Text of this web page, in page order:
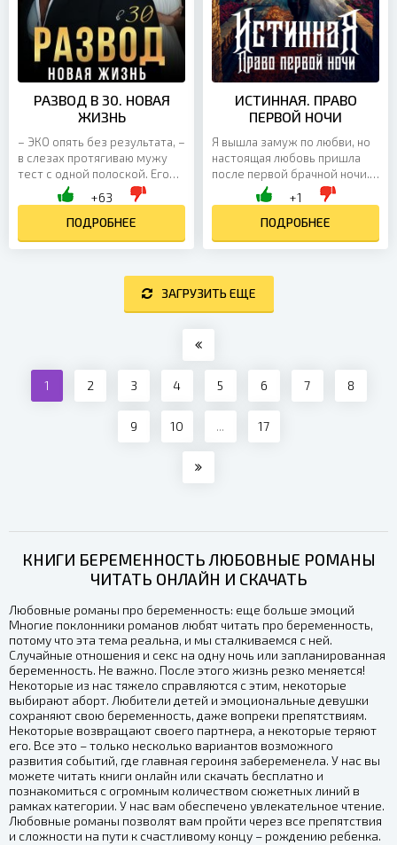
КНИГИ БЕРЕМЕННОСТЬ ЛЮБОВНЫЕ РОМАНЫ
ЧИТАТЬ ОНЛАЙН И СКАЧАТЬ
Любовные романы про беременность: еще больше эмоций
Многие поклонники романов любят читать про беременность,
потому что эта тема реальна, и мы сталкиваемся с ней.
Случайные отношения и секс на одну ночь или запланированная
беременность. Не важно. После этого жизнь резко меняется!
Некоторые из нас тяжело справляются с этим, некоторые
выбирают аборт. Любители детей и эмоциональные девушки
сохраняют свою беременность, даже вопреки препятствиям.
Некоторые возвращают своего партнера, а некоторые теряют
его. Все это – только несколько вариантов возможного
развития событий, где главная героиня забеременела. У нас вы
можете читать книги онлайн или скачать бесплатно и
познакомиться с огромным количеством сюжетных линий в
рамках категории. У нас вам обеспечено увлекательное чтение.
Любовные романы позволят вам пройти через все препятствия
и сложности на пути к счастливому концу – рождению ребенка.
РАЗВОД В 30. НОВАЯ
ЖИЗНЬ
– ЭКО опять без результата, –
в слезах протягиваю мужу
тест с одной полоской. Его
лицо облегченно
разглаживается: – Да? Ну и
хорошо. Так будет проще....
+63
ПОДРОБНЕЕ
ИСТИННАЯ. ПРАВО
ПЕРВОЙ НОЧИ
Я вышла замуж по любви, но
настоящая любовь пришла
после первой брачной ночи.
По древнему обычаю, эту
ночь я провела не с мужем, а
в объятиях...
+1
ПОДРОБНЕЕ
ЗАГРУЗИТЬ ЕЩЕ
1 2 3 4 5 6 7 8
9 10 ... 17